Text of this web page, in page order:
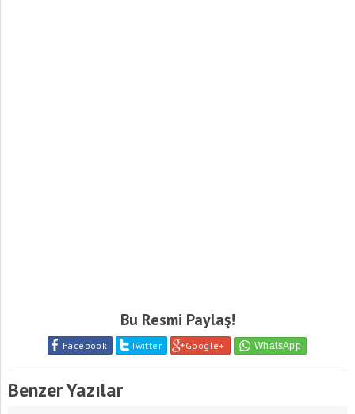
Bu Resmi Paylaş!
Facebook Twitter Google+
Benzer Yazılar